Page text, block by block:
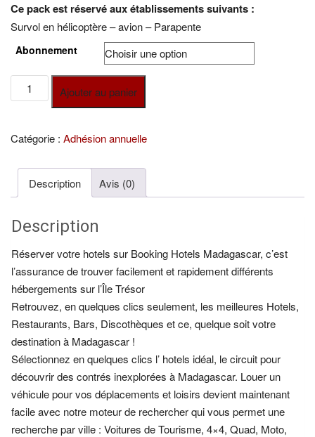
prix :
€32.00
à
€51.00
Ce pack est réservé aux établissements suivants :
Survol en hélicoptère – avion – Parapente
Abonnement
quantité
de
aériens
Ajouter au panier
Catégorie : Adhésion annuelle
Description Avis (0)
Description
Réserver votre hotels sur Booking Hotels Madagascar, c’est
l’assurance de trouver facilement et rapidement différents
hébergements sur l’Île Trésor
Retrouvez, en quelques clics seulement, les meilleures Hotels,
Restaurants, Bars, Discothèques et ce, quelque soit votre
destination à Madagascar !
Sélectionnez en quelques clics l’ hotels idéal, le circuit pour
découvrir des contrés inexplorées à Madagascar. Louer un
véhicule pour vos déplacements et loisirs devient maintenant
facile avec notre moteur de rechercher qui vous permet une
recherche par ville : Voitures de Tourisme, 4×4, Quad, Moto,